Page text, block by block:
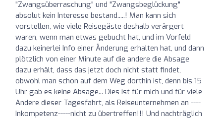
"Zwangsüberraschung" und "Zwangsbeglückung"
absolut kein Interesse bestand.....! Man kann sich
vorstellen, wie viele Reisegäste deshalb verärgert
waren, wenn man etwas gebucht hat, und im Vorfeld
dazu keinerlei Info einer Änderung erhalten hat, und dann
plötzlich von einer Minute auf die andere die Absage
dazu erhält, dass das jetzt doch nicht statt findet,
obwohl man schon auf dem Weg dorthin ist, denn bis 15
Uhr gab es keine Absage... Dies ist für mich und für viele
Andere dieser Tagesfahrt, als Reiseunternehmen an ----
Inkompetenz-----nicht zu übertreffen!!! Und nachträglich